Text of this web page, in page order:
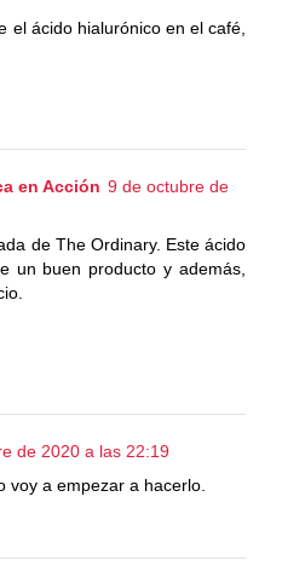
el ácido hialurónico en el café,
en Acción 9 de octubre de
de The Ordinary. Este ácido
un buen producto y además,
de 2020 a las 22:19
voy a empezar a hacerlo.